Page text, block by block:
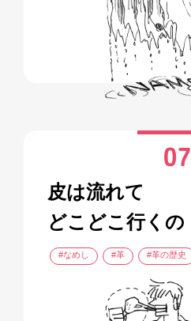
07
皮は流れて
どこどこ行くの
#なめし #革 #革の歴史